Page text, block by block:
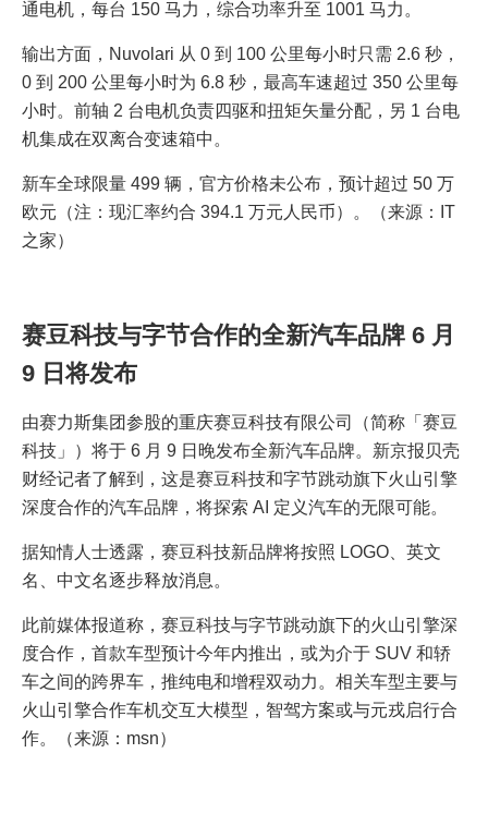
通电机，每台 150 马力，综合功率升至 1001 马力。
输出方面，Nuvolari 从 0 到 100 公里每小时只需 2.6 秒，
0 到 200 公里每小时为 6.8 秒，最高车速超过 350 公里每
小时。前轴 2 台电机负责四驱和扭矩矢量分配，另 1 台电
机集成在双离合变速箱中。
新车全球限量 499 辆，官方价格未公布，预计超过 50 万
欧元（注：现汇率约合 394.1 万元人民币）。（来源：IT
之家）
赛豆科技与字节合作的全新汽车品牌 6 月
9 日将发布
由赛力斯集团参股的重庆赛豆科技有限公司（简称「赛豆
科技」）将于 6 月 9 日晚发布全新汽车品牌。新京报贝壳
财经记者了解到，这是赛豆科技和字节跳动旗下火山引擎
深度合作的汽车品牌，将探索 AI 定义汽车的无限可能。
据知情人士透露，赛豆科技新品牌将按照 LOGO、英文
名、中文名逐步释放消息。
此前媒体报道称，赛豆科技与字节跳动旗下的火山引擎深
度合作，首款车型预计今年内推出，或为介于 SUV 和轿
车之间的跨界车，推纯电和增程双动力。相关车型主要与
火山引擎合作车机交互大模型，智驾方案或与元戎启行合
作。（来源：msn）